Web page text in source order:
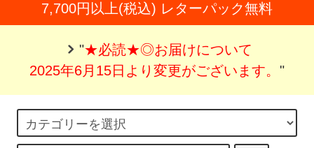
7,700円以上(税込) レターパック無料
"★必読★◎お届けについて
2025年6月15日より変更がございます。 "